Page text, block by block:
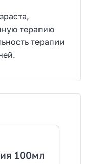
терапию
терапии
100мл